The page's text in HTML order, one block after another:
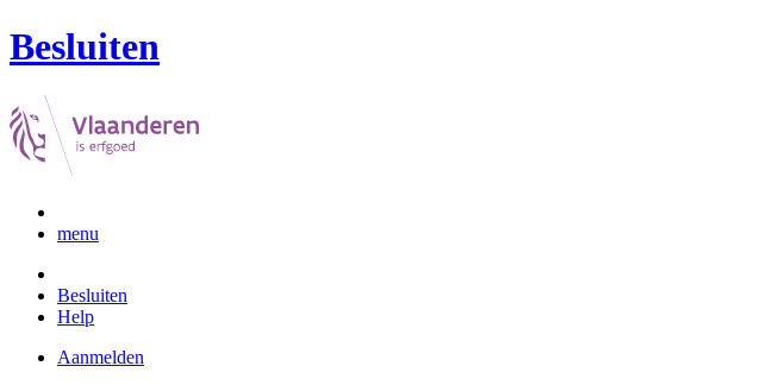
Besluiten
menu
Besluiten
Help
Aanmelden